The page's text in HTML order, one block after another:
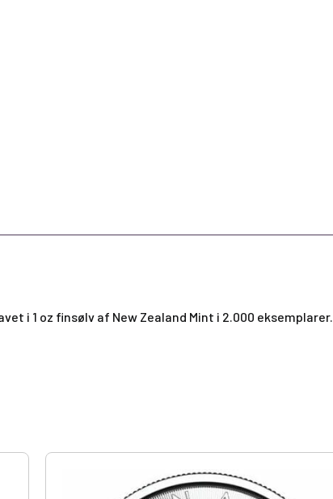
i 1 oz finsølv af New Zealand Mint i 2.000 eksemplarer.